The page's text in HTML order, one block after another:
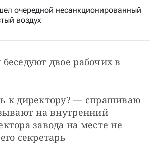
очередной несанкционированный
воздух
двое рабочих в
к директору? — спрашиваю
на внутренний
завода на месте не
секретарь